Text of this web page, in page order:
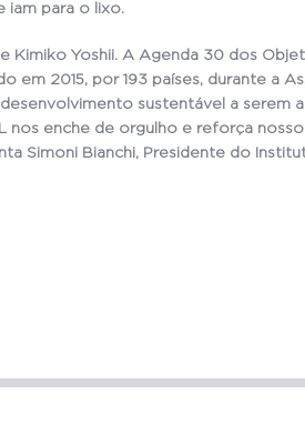
iam para o lixo.
Kimiko Yoshii. A Agenda 30 dos
2015, por 193 países, durante a
sustentável a serem
nos enche de orgulho e reforça
Simoni Bianchi, Presidente do